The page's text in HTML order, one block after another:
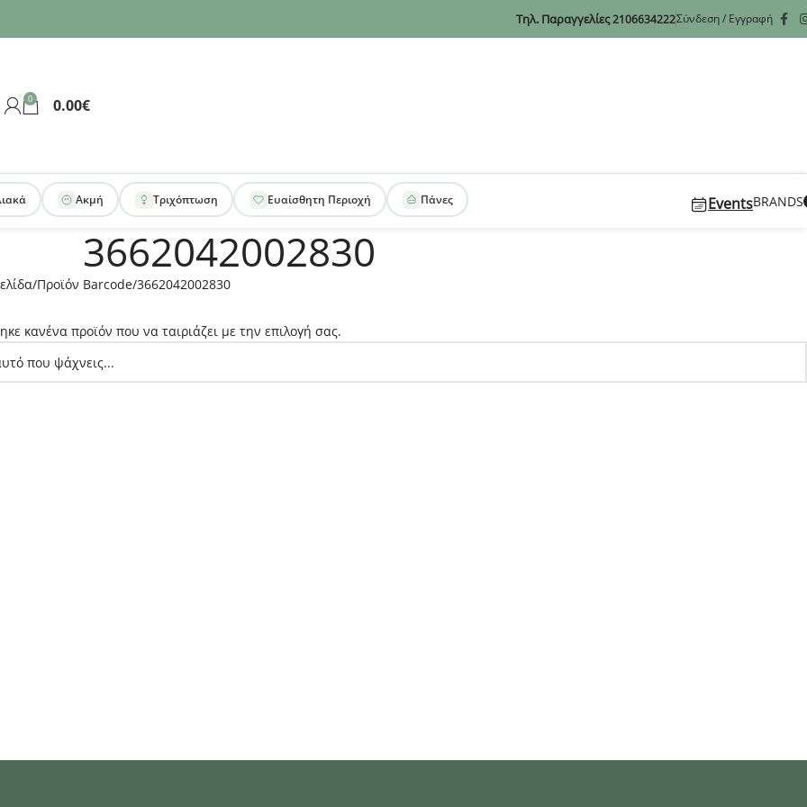
Τηλ. Παραγγελίες2106634222Σύνδεση / Εγγραφή
0 0.00€
Ακμή Τριχόπτωση Ευαίσθητη Περιοχή Πάνες EventsBRANDS
3662042002830
Προϊόν Barcode 3662042002830
κανένα προϊόν που να ταιριάζει με την επιλογή σας.